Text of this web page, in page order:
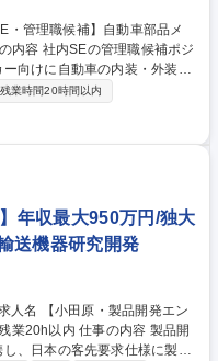
向けに自動車の内装・外装、
て、生産管理システムにおけ
開発・運用・保守業務のマネ
風土の会社で社員の定着性も
に加え、北米・中国・タイな
いただくキャリアパスもあり
業時間20時間以内
年収最大950万円/独大
送機器研究開発
事の内容 製品開
、日本の客先要求仕様に製品